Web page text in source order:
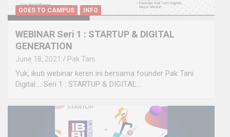
GOES TO CAMPUS INFO
WEBINAR Seri 1 : STARTUP & DIGITAL
GENERATION
June 18, 2021 Pak Tani
Yuk, ikuti webinar keren ini bersama founder Pak Tani
Digital…. Seri 1 : STARTUP & DIGITAL…